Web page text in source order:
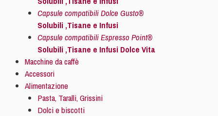
Capsule compatibili Dolce Gusto®
Solubili ,Tisane e Infusi
Capsule compatibili Espresso Point®
Solubili ,Tisane e Infusi Dolce Vita
Macchine da caffè
Accessori
Alimentazione
Pasta, Taralli, Grissini
Dolci e biscotti